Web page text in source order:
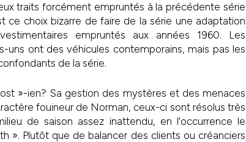
traits forcément empruntés à la précédente série
ce choix bizarre de faire de la série une adaptation
empruntés aux années 1960. Les
ont des véhicules contemporains, mais pas les
de la série.
»-ien? Sa gestion des mystères et des menaces
fouineur de Norman, ceux-ci sont résolus très
de saison assez inattendu, en l’occurrence le
». Plutôt que de balancer des clients ou créanciers